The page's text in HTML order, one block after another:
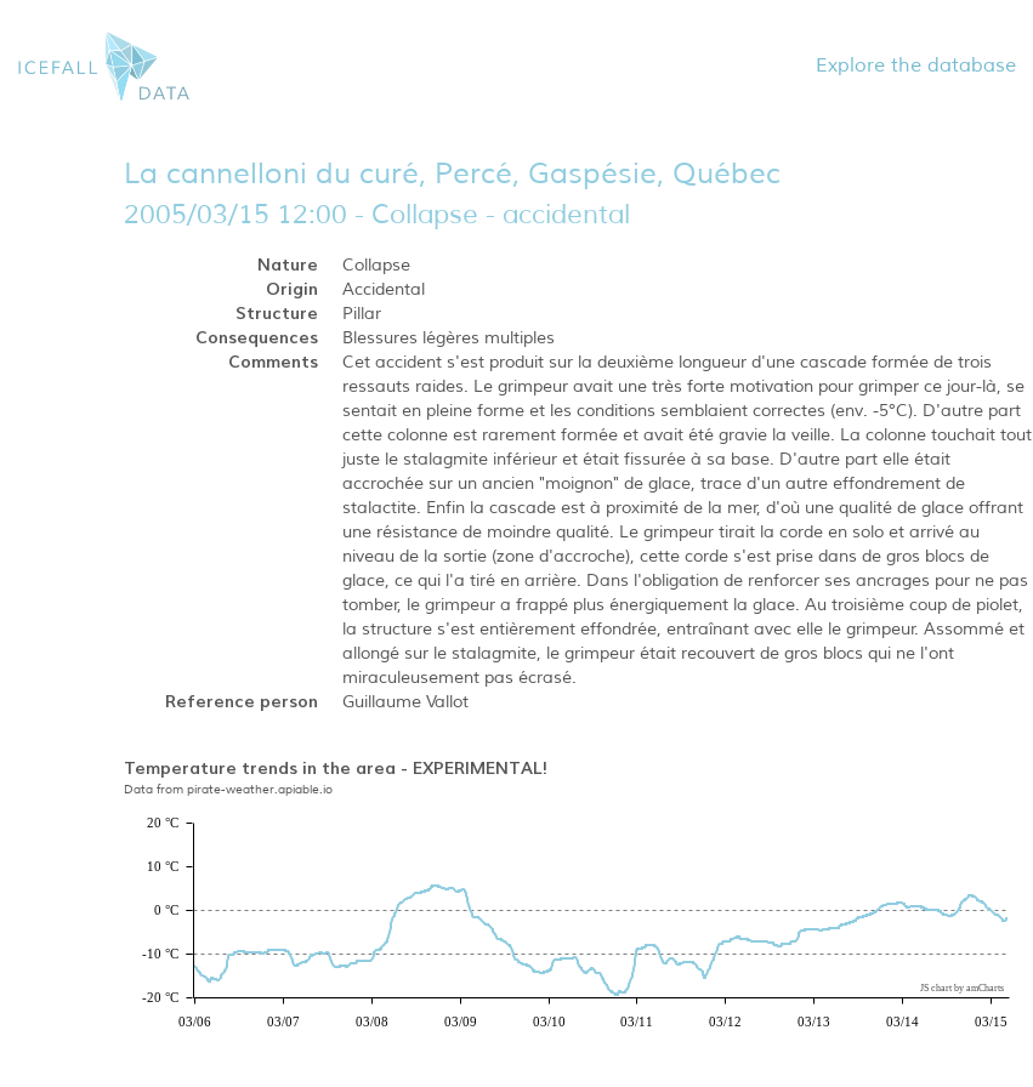
Explore the database
La cannelloni du curé, Percé, Gaspésie, Québec
2005/03/15 12:00 - Collapse - accidental
Nature Collapse
Origin Accidental
Structure Pillar
Consequences Blessures légères multiples
Comments
Cet accident s'est produit sur la deuxième longueur d'une cascade formée de trois
ressauts raides. Le grimpeur avait une très forte motivation pour grimper ce jour-là, se
sentait en pleine forme et les conditions semblaient correctes (env. -5°C). D'autre part
cette colonne est rarement formée et avait été gravie la veille. La colonne touchait tout
juste le stalagmite inférieur et était fissurée à sa base. D'autre part elle était
accrochée sur un ancien "moignon" de glace, trace d'un autre effondrement de
stalactite. Enfin la cascade est à proximité de la mer, d'où une qualité de glace offrant
une résistance de moindre qualité. Le grimpeur tirait la corde en solo et arrivé au
niveau de la sortie (zone d'accroche), cette corde s'est prise dans de gros blocs de
glace, ce qui l'a tiré en arrière. Dans l'obligation de renforcer ses ancrages pour ne pas
tomber, le grimpeur a frappé plus énergiquement la glace. Au troisième coup de piolet,
la structure s'est entièrement effondrée, entraînant avec elle le grimpeur. Assommé et
allongé sur le stalagmite, le grimpeur était recouvert de gros blocs qui ne l'ont
miraculeusement pas écrasé.
Reference person Guillaume Vallot
Temperature trends in the area - EXPERIMENTAL!
Data from pirate-weather.apiable.io
03/06 03/07 03/08 03/09 03/10 03/11 03/12 03/13 03/14 03/15
-20 °C
-10 °C
0 °C
10 °C
20 °C
JS chart by amCharts